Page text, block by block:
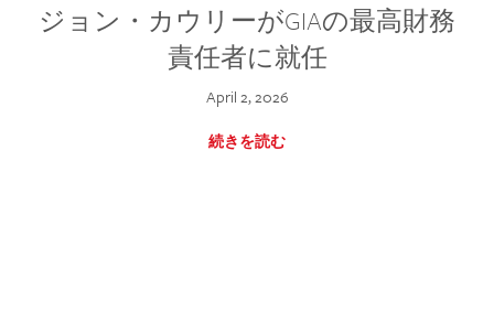
ジョン・カウリーがGIAの最高財務
責任者に就任
April 2, 2026
続きを読む